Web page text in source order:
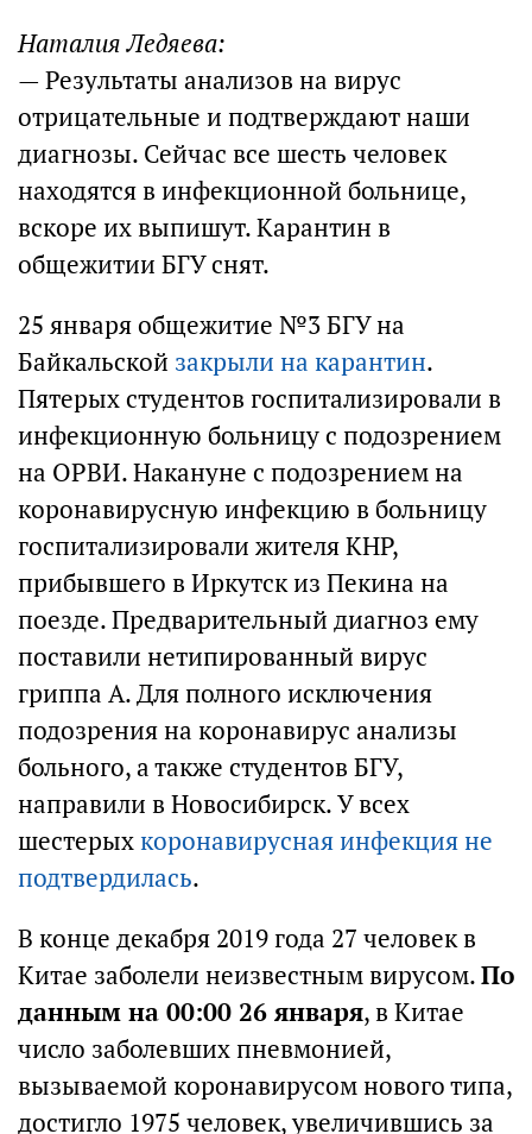
Наталия Ледяева:
— Результаты анализов на вирус
отрицательные и подтверждают наши
диагнозы. Сейчас все шесть человек
находятся в инфекционной больнице,
вскоре их выпишут. Карантин в
общежитии БГУ снят.
25 января общежитие №3 БГУ на
Байкальской закрыли на карантин.
Пятерых студентов госпитализировали в
инфекционную больницу с подозрением
на ОРВИ. Накануне с подозрением на
коронавирусную инфекцию в больницу
госпитализировали жителя КНР,
прибывшего в Иркутск из Пекина на
поезде. Предварительный диагноз ему
поставили нетипированный вирус
гриппа А. Для полного исключения
подозрения на коронавирус анализы
больного, а также студентов БГУ,
направили в Новосибирск. У всех
шестерыхкоронавирусная инфекция не
подтвердилась.
В конце декабря 2019 года 27 человек в
Китае заболели неизвестным вирусом.По
данным на 00:00 26 января, в Китае
число заболевших пневмонией,
вызываемой коронавирусом нового типа,
достигло 1975 человек, увеличившись за